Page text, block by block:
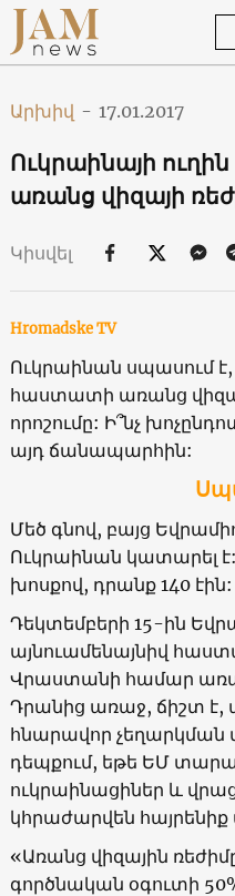
Արխիվ - 17.01.2017
Ուկրաինայի
առանց վիզայի
Կիսվել
Hromadske TV
Ուկրաինան սպասում
հաստատի առանց
որոշումը: Ի՞նչ
այդ ճանապարհին:
Մեծ գնով, բայց
Ուկրաինան կատարել
խոսքով, դրանք 140 էին:
Դեկտեմբերի 15-ին
այնուամենայնիվ
Վրաստանի համար
Դրանից առաջ, ճիշտ է,
հնարավոր չեղարկման
դեպքում, եթե ԵՄ
ուկրաինացիներ և
կհրաժարվեն
«Առանց վիզային
գործնական օգուտի